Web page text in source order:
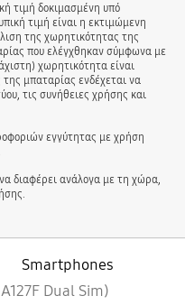
τιμή δοκιμασμένη υπό
τιμή είναι η εκτιμώμενη
της χωρητικότητας της
που ελέγχθηκαν σύμφωνα με
χωρητικότητα είναι
μπαταρίας ενδέχεται να
τις συνήθειες χρήσης και
εγγύτητας με χρήση
διαφέρει ανάλογα με τη χώρα,
Smartphones
Dual Sim)